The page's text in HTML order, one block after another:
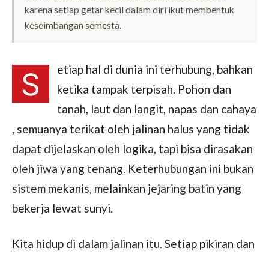
karena setiap getar kecil dalam diri ikut membentuk
keseimbangan semesta.
S
etiap hal di dunia ini terhubung, bahkan
ketika tampak terpisah. Pohon dan
tanah, laut dan langit, napas dan cahaya
, semuanya terikat oleh jalinan halus yang tidak
dapat dijelaskan oleh logika, tapi bisa dirasakan
oleh jiwa yang tenang. Keterhubungan ini bukan
sistem mekanis, melainkan jejaring batin yang
bekerja lewat sunyi.
Kita hidup di dalam jalinan itu. Setiap pikiran dan